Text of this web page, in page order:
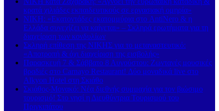
κρατά χιλιάδες εκπαιδευτικούς σε εργασιακή ομηρία»
ΝΙΚΗ: «Εκατοντάδες εκατομμύρια στο AntiNero & η
Ελλάδα συνεχίζει να καίγεται» – Σκληρά ερωτήματα για τη
διαχείριση των κονδυλίων
Σκληρή επίθεση της ΝΙΚΗΣ για το μεταναστευτικό:
«Αποτροπή & όχι διαχείριση της εισβολής»
Παρασκευή 7 & Σάββατο 8 Αυγούστου: Ζωντανές μουσικές
βραδιές στο Carnayo Restaurant! Δύο μοναδικά live στο
Alkyon Hotel στη Σκιάθο
Σκιάθος-Μονακό: Νέα διεθνής συμμαχία για τον βιώσιμο
τουρισμό! Στο νησί η Διευθύντρια Τουρισμού του
Πριγκιπάτου